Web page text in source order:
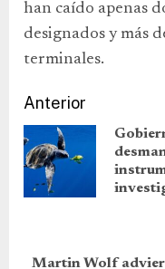
han caído apenas
designados y más
terminales.
Anterior
Martin Wolf